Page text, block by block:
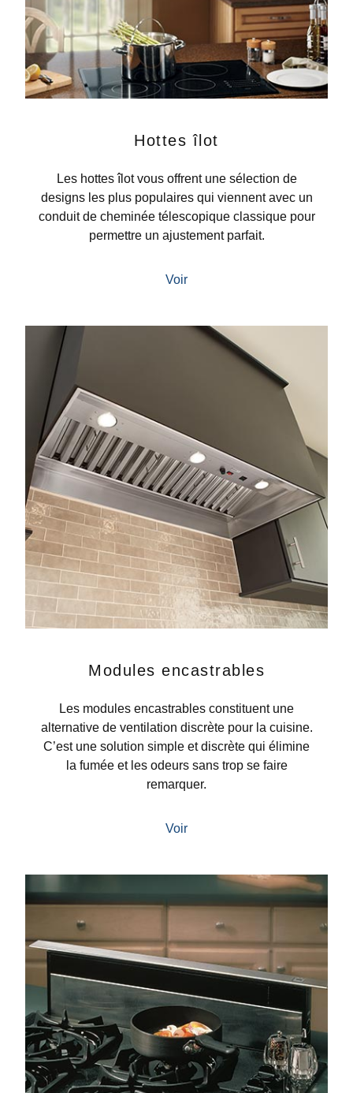
Hottes îlot
Les hottes îlot vous offrent une sélection de
designs les plus populaires qui viennent avec un
conduit de cheminée télescopique classique pour
permettre un ajustement parfait.
Voir
Modules encastrables
Les modules encastrables constituent une
alternative de ventilation discrète pour la cuisine.
C’est une solution simple et discrète qui élimine
la fumée et les odeurs sans trop se faire
remarquer.
Voir